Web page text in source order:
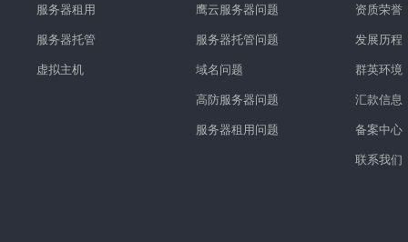
服务器租用
服务器托管
虚拟主机
鹰云服务器问题
服务器托管问题
域名问题
高防服务器问题
服务器租用问题
资质荣誉
发展历程
群英环境
汇款信息
备案中心
联系我们